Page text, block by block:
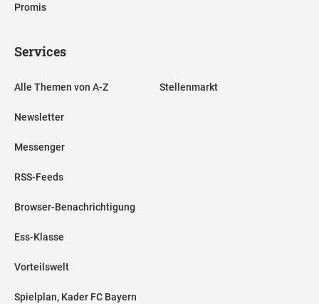
Promis
Services
Alle Themen von A-Z
Newsletter
Messenger
RSS-Feeds
Browser-Benachrichtigung
Ess-Klasse
Vorteilswelt
Spielplan, Kader FC Bayern
Stellenmarkt